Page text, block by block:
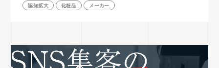
認知拡大 化粧品 メーカー